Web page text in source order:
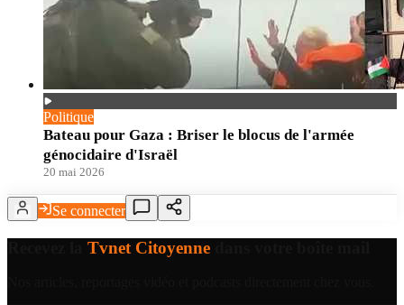
Politique
Bateau pour Gaza : Briser le blocus de l'armée
génocidaire d'Israël
20 mai 2026
Se connecter
Tvnet Citoyenne